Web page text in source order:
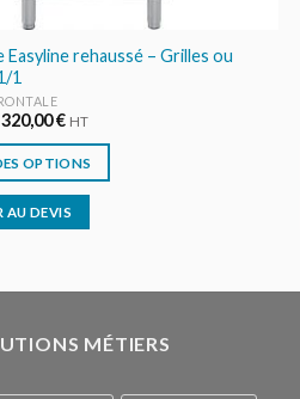
Easyline rehaussé – Grilles ou
1
€ HT
OPTIONS
AU DEVIS
MÉTIERS